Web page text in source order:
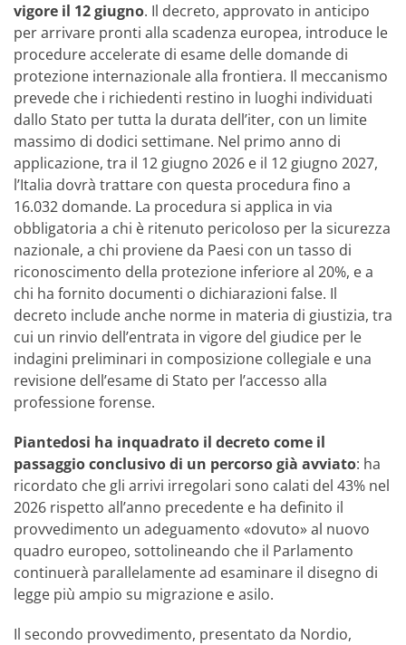
vigore il 12 giugno. Il decreto, approvato in anticipo
per arrivare pronti alla scadenza europea, introduce le
procedure accelerate di esame delle domande di
protezione internazionale alla frontiera. Il meccanismo
prevede che i richiedenti restino in luoghi individuati
dallo Stato per tutta la durata dell’iter, con un limite
massimo di dodici settimane. Nel primo anno di
applicazione, tra il 12 giugno 2026 e il 12 giugno 2027,
l’Italia dovrà trattare con questa procedura fino a
16.032 domande. La procedura si applica in via
obbligatoria a chi è ritenuto pericoloso per la sicurezza
nazionale, a chi proviene da Paesi con un tasso di
riconoscimento della protezione inferiore al 20%, e a
chi ha fornito documenti o dichiarazioni false. Il
decreto include anche norme in materia di giustizia, tra
cui un rinvio dell’entrata in vigore del giudice per le
indagini preliminari in composizione collegiale e una
revisione dell’esame di Stato per l’accesso alla
professione forense.
Piantedosi ha inquadrato il decreto come il
passaggio conclusivo di un percorso già avviato: ha
ricordato che gli arrivi irregolari sono calati del 43% nel
2026 rispetto all’anno precedente e ha definito il
provvedimento un adeguamento «dovuto» al nuovo
quadro europeo, sottolineando che il Parlamento
continuerà parallelamente ad esaminare il disegno di
legge più ampio su migrazione e asilo.
Il secondo provvedimento, presentato da Nordio,